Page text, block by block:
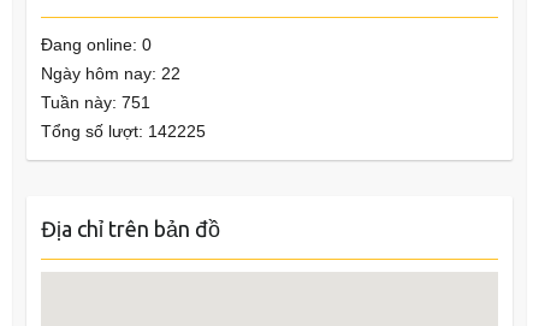
Đang online: 0
Ngày hôm nay: 22
Tuần này: 751
Tổng số lượt: 142225
Địa chỉ trên bản đồ